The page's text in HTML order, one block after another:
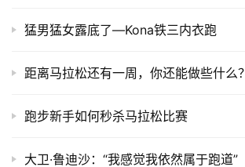
猛男猛女露底了—Kona铁三内衣跑
距离马拉松还有一周，你还能做些什么？
跑步新手如何秒杀马拉松比赛
大卫·鲁迪沙：“我感觉我依然属于跑道”